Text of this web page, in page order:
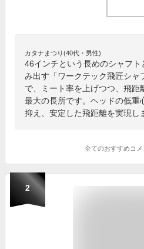
カタナまつり(40代・男性)
46インチという長めのシャフ
み出す「ワークテック飛匠シャ
で、ミート率を上げつつ、飛距
最大の長所です。ヘッドの低重
抑え、安定した飛距離を実現し
全てのおすすめコメ
2